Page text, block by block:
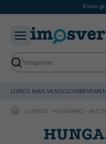
Envio
LIVROS MAIS VENDIDOS
LIBROS HUNGARO -